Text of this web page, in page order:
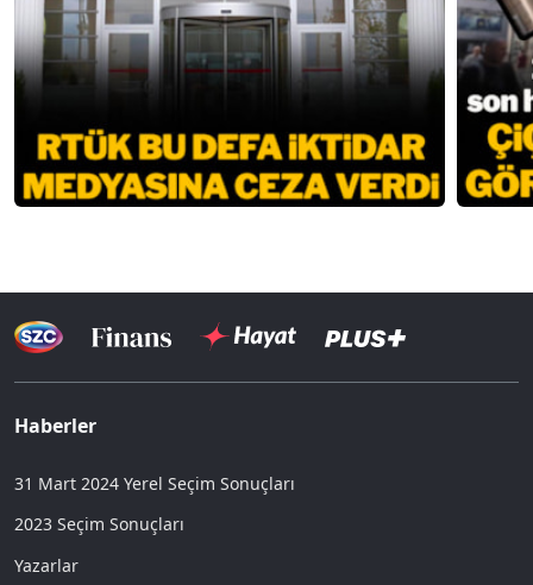
Haberler
31 Mart 2024 Yerel Seçim Sonuçları
2023 Seçim Sonuçları
Yazarlar